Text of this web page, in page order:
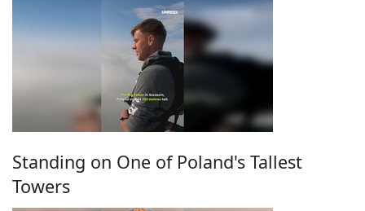
Standing on One of Poland's Tallest
Towers